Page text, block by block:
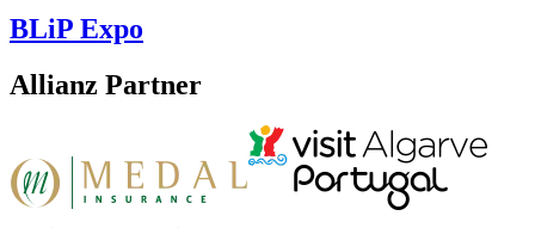
BLiP Expo
Allianz Partner